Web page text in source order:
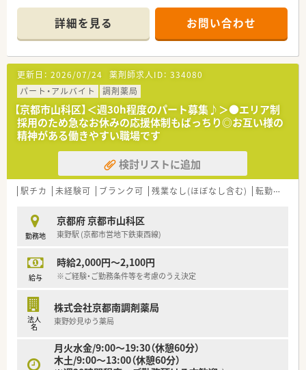
詳細を見る お問い合わせ
更新日： 2026/07/24 薬剤師求人ID： 334080
パート・アルバイト
調剤薬局
【京都市山科区】＜週30h程度のパート募集♪＞●エリア制
採用のため急なお休みの応援体制もばっちり◎お互い様の
精神がある働きやすい職場です
検討リストに追加
駅チカ 未経験可 ブランク可 残業なし(ほぼなし含む) 転勤なし
勤務地
京都府 京都市山科区
東野駅 (京都市営地下鉄東西線)
給与
時給2,000円～2,100円
※ご経験・ご勤務条件等を考慮のうえ決定
法人
名
株式会社京都南調剤薬局
東野妙見ゆう薬局
月火水金/9:00～19:30（休憩60分）
木土/9:00～13:00（休憩60分）